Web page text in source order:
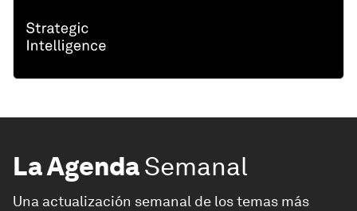
La AgendaSemanal
Una actualización semanal de los temas más